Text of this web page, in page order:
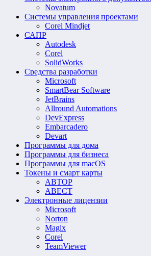
Novatum
Системы управления проектами
Corel Mindjet
САПР
Autodesk
Corel
SolidWorks
Средства разработки
Microsoft
SmartBear Software
JetBrains
Allround Automations
DevExpress
Embarcadero
Devart
Программы для дома
Программы для бизнеса
Программы для macOS
Токены и смарт карты
АВТОР
АВЕСТ
Электронные лицензии
Microsoft
Norton
Magix
Corel
TeamViewer